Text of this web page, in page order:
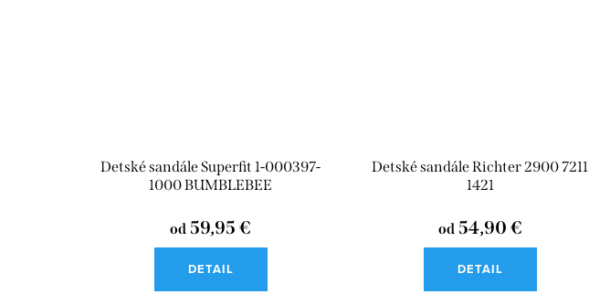
Detské sandále Superfit 1-000397-
1000 BUMBLEBEE
od 59,95 €
DETAIL
Detské sandále Richter 2900 7211
1421
od54,90 €
DETAIL